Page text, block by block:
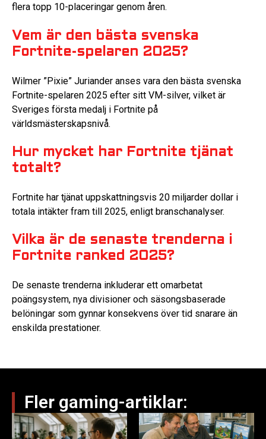
flera topp 10-placeringar genom åren.
Vem är den bästa svenska
Fortnite-spelaren 2025?
Wilmer ”Pixie” Juriander anses vara den bästa svenska
Fortnite-spelaren 2025 efter sitt VM-silver, vilket är
Sveriges första medalj i Fortnite på
världsmästerskapsnivå.
Hur mycket har Fortnite tjänat
totalt?
Fortnite har tjänat uppskattningsvis 20 miljarder dollar i
totala intäkter fram till 2025, enligt branschanalyser.
Vilka är de senaste trenderna i
Fortnite ranked 2025?
De senaste trenderna inkluderar ett omarbetat
poängsystem, nya divisioner och säsongsbaserade
belöningar som gynnar konsekvens över tid snarare än
enskilda prestationer.
Fler gaming-artiklar: